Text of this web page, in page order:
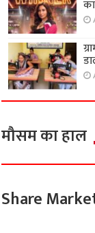
मौसम का हाल
Share